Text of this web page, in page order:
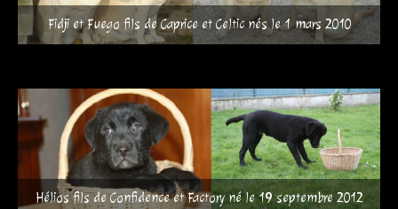
Fidji et Fuego fils de Caprice et Celtic nés le 1 mars 2010
Hélios fils de Confidence et Factory né le 19 septembre 2012